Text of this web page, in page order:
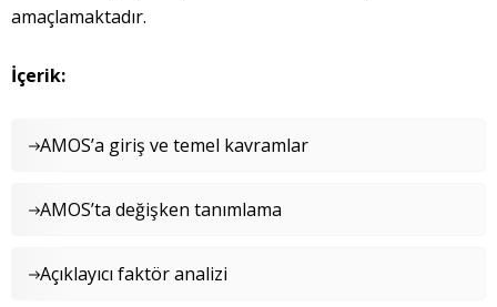
amaçlamaktadır.
İçerik:
AMOS’a giriş ve temel kavramlar
AMOS’ta değişken tanımlama
Açıklayıcı faktör analizi